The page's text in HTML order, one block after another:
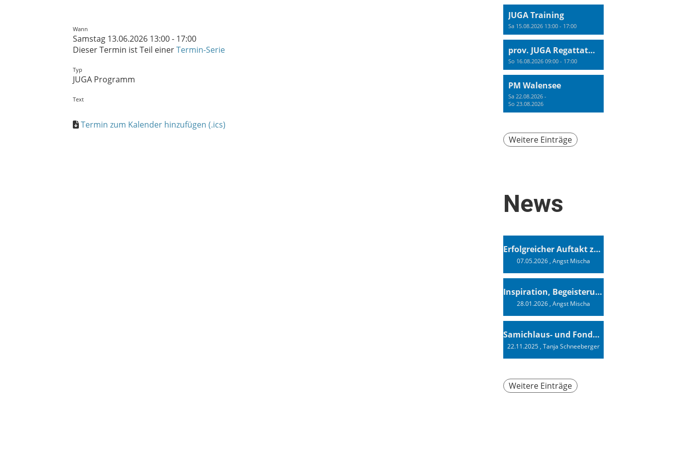
Wann
Samstag 13.06.2026 13:00 - 17:00
Dieser Termin ist Teil einerTermin-Serie
Typ
JUGA Programm
Text
Termin zum Kalender hinzufügen (.ics)
JUGA Training
Sa 15.08.2026 13:00 - 17:00
prov. JUGA Regattatraining
So 16.08.2026 09:00 - 17:00
PM Walensee
Sa 22.08.2026 -
So 23.08.2026
Weitere Einträge
News
Erfolgreicher Auftakt zur Swiss Sailing Challenge League 2026
07.05.2026, Angst Mischa
Inspiration, Begeisterung - Ein Vortrag von Vendée-Globe-Finisher Oliver Heer
28.01.2026, Angst Mischa
Samichlaus- und Fonduabend
22.11.2025, Tanja Schneeberger
Weitere Einträge